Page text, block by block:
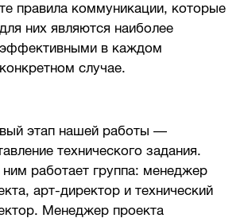
те правила коммуникации, которые
для них являются наиболее
эффективными в каждом
конкретном случае.
этап нашей работы —
технического задания.
работает группа: менеджер
арт-директор и технический
Менеджер проекта